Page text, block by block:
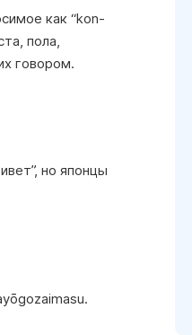
как “kon-
пола,
говором.
но японцы